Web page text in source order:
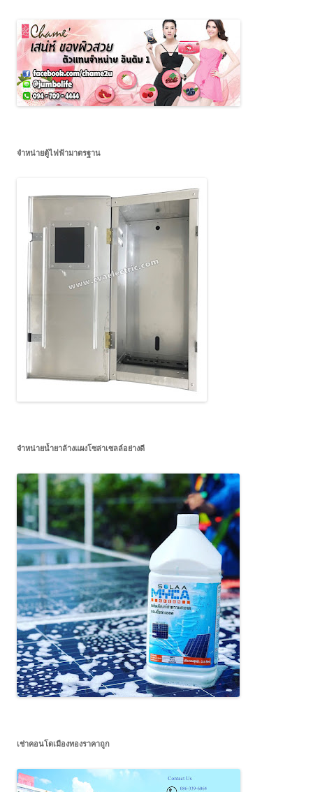
จำหน่ายตู้ไฟฟ้ามาตรฐาน
จำหน่ายน้ำยาล้างแผงโซล่าเซลล์อย่างดี
เช่าคอนโดเมืองทองราคาถูก